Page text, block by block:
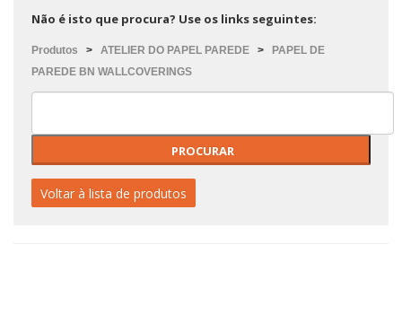
Não é isto que procura? Use os links seguintes:
Produtos > ATELIER DO PAPEL PAREDE >
PAPEL DE
PAREDE BN WALLCOVERINGS
Voltar à lista de produtos